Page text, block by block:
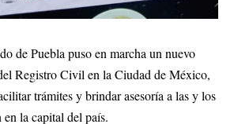
de Puebla puso en marcha un nuevo
Registro Civil en la Ciudad de México,
trámites y brindar asesoría a las y los
la capital del país.